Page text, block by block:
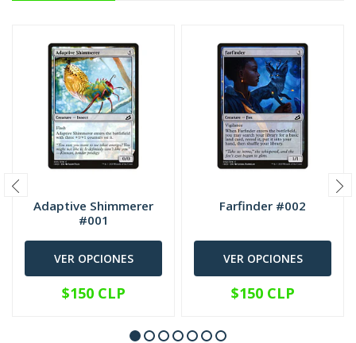
Adaptive Shimmerer
#001
VER OPCIONES
$150 CLP
Farfinder #002
VER OPCIONES
$150 CLP